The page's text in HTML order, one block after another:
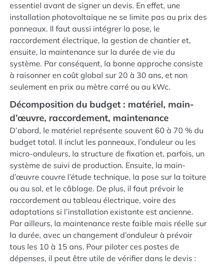
essentiel avant de signer un devis. En effet, une
installation photovoltaïque ne se limite pas au prix des
panneaux. Il faut aussi intégrer la pose, le
raccordement électrique, la gestion de chantier et,
ensuite, la maintenance sur la durée de vie du
système. Par conséquent, la bonne approche consiste
à raisonner en coût global sur 20 à 30 ans, et non
seulement en prix au mètre carré ou au kWc.
Décomposition du budget : matériel, main-
d’œuvre, raccordement, maintenance
D’abord, le matériel représente souvent 60 à 70 % du
budget total. Il inclut les panneaux, l’onduleur ou les
micro-onduleurs, la structure de fixation et, parfois, un
système de suivi de production. Ensuite, la main-
d’œuvre couvre l’étude technique, la pose sur la toiture
ou au sol, et le câblage. De plus, il faut prévoir le
raccordement au tableau électrique, voire des
adaptations si l’installation existante est ancienne.
Par ailleurs, la maintenance reste faible mais réelle sur
la durée, avec un changement d’onduleur à prévoir
tous les 10 à 15 ans. Pour piloter ces postes de
dépenses, il peut être utile de vérifier dans le devis :